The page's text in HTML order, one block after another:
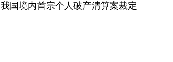
我国境内首宗个人破产清算案裁定